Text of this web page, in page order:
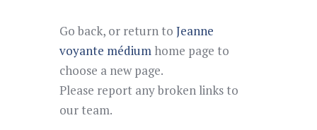
Go back, or return to Jeanne
voyante médium home page to
choose a new page.
Please report any broken links to
our team.